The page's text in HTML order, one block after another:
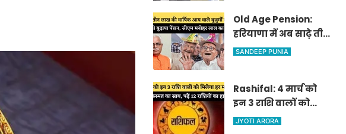
Old Age Pension:
हरियाणा में अब साढ़े तीन
लाख की वार्षिक आय
सीएम मनोहर लाल का
ऐलान
SANDEEP PUNIA
Rashifal: 4 मार्च को
इन 3 राशि वालों को
मिलेगा हर मामले में
JYOTI ARORA